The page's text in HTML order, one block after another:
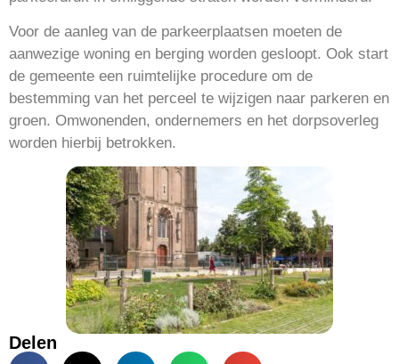
Voor de aanleg van de parkeerplaatsen moeten de
aanwezige woning en berging worden gesloopt. Ook start
de gemeente een ruimtelijke procedure om de
bestemming van het perceel te wijzigen naar parkeren en
groen. Omwonenden, ondernemers en het dorpsoverleg
worden hierbij betrokken.
Delen